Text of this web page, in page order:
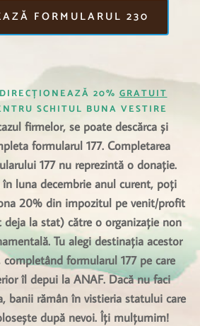
FORMULARUL 230
20% GRATUIT
SCHITUL BUNA VESTIRE
firmelor, se poate descărca și
formularul 177. Completarea
177 nu reprezintă o donație.
în luna decembrie anul curent, poți
20% din impozitul pe venit/profit
la stat) către o organizație non
Tu alegi destinația acestor
completând formularul 177 pe care
îl depui la ANAF. Dacă nu faci
banii rămân în vistieria statului care
după nevoi. Îți mulțumim!